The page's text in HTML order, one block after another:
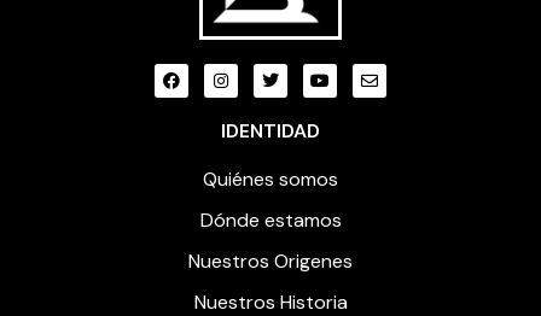
IDENTIDAD
Quiénes somos
Dónde estamos
Nuestros Origenes
Nuestros Historia